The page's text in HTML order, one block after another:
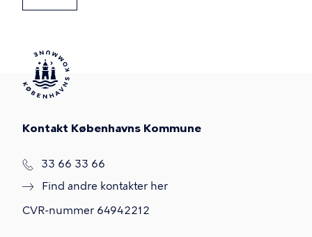
Kontakt Københavns Kommune
T
f
33 66 33 66
Find andre kontakter her
CVR-nummer 64942212